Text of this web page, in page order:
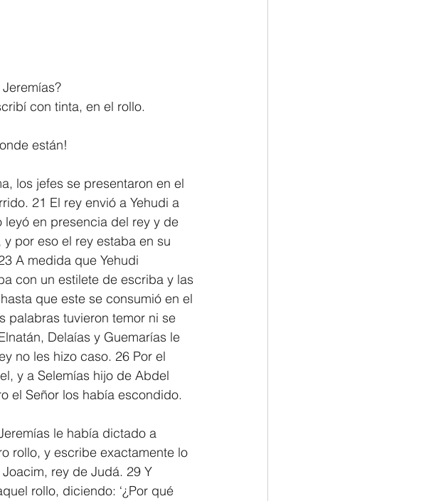
con tinta, en el rollo.
están!
los jefes se presentaron en el
21 El rey envió a Yehudi a
leyó en presencia del rey y de
por eso el rey estaba en su
A medida que Yehudi
con un estilete de escriba y las
que este se consumió en el
palabras tuvieron temor ni se
Delaías y Guemarías le
no les hizo caso. 26 Por el
y a Selemías hijo de Abdel
el Señor los había escondido.
le había dictado a
rollo, y escribe exactamente lo
rey de Judá. 29 Y
rollo, diciendo: ‘¿Por qué